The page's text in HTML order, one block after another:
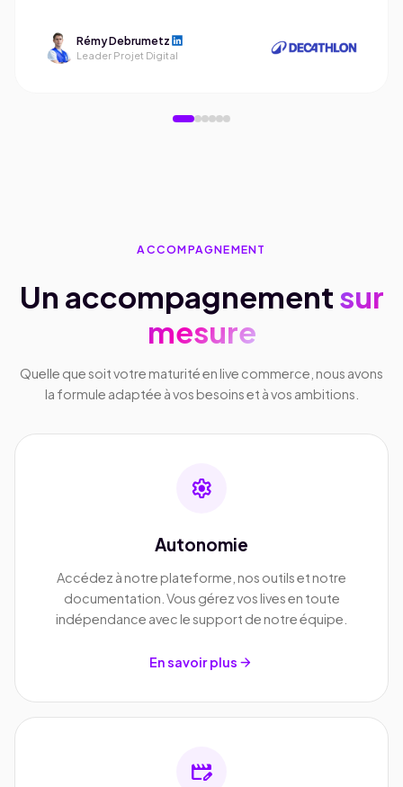
Rémy Debrumetz
Leader Projet Digital
ACCOMPAGNEMENT
Un accompagnementsur
mesure
Quelle que soit votre maturité en live commerce, nous avons
la formule adaptée à vos besoins et à vos ambitions.
settings
Autonomie
Accédez à notre plateforme, nos outils et notre
documentation. Vous gérez vos lives en toute
indépendance avec le support de notre équipe.
En savoir plus arrow_forward
movie_edit